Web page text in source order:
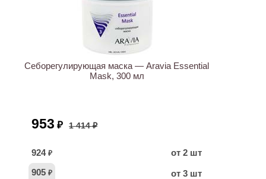
Себорегулирующая маска — Aravia Essential
Mask, 300 мл
953 ₽ 1 414 ₽
924 ₽
от 2 шт
905 ₽ от 3 шт